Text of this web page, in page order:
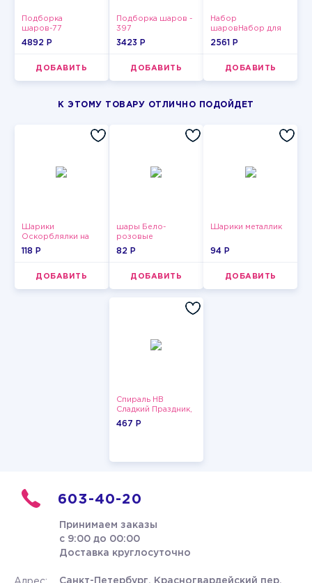
Подборка
шаров-77
4892 P
ДОБАВИТЬ
Подборка шаров -
397
3423 P
ДОБАВИТЬ
Набор
шаровНабор для
мужчин-12
2561 P
ДОБАВИТЬ
К ЭТОМУ ТОВАРУ ОТЛИЧНО ПОДОЙДЕТ
Шарики
Оскорблялки на
день рождения для
118 P
ДОБАВИТЬ
шары Бело-
розовые
пастельные
82 P
ДОБАВИТЬ
Шарики металлик
94 P
ДОБАВИТЬ
Спираль HB
Сладкий Праздник,
12 шт.
467 P
603-40-20
Принимаем заказы
с 9:00 до 00:00
Доставка круглосуточно
Санкт-Петербург, Красногвардейский пер.